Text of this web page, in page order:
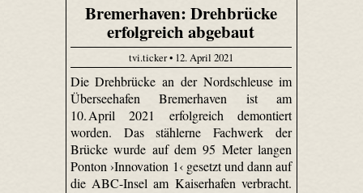
Bremerhaven: Drehbrücke
erfolgreich abgebaut
tvi.ticker • 12. April 2021
Die Drehbrücke an der Nordschleuse im
Überseehafen Bremerhaven ist am
10. April 2021 erfolgreich demontiert
worden. Das stählerne Fachwerk der
Brücke wurde auf dem 95 Meter langen
Ponton ›Innovation 1‹ gesetzt und dann auf
die ABC-Insel am Kaiserhafen verbracht.